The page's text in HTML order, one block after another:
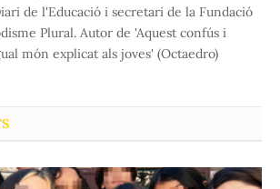
de l'Educació i secretari de la Fundació
Plural. Autor de 'Aquest confús i
món explicat als joves' (Octaedro)